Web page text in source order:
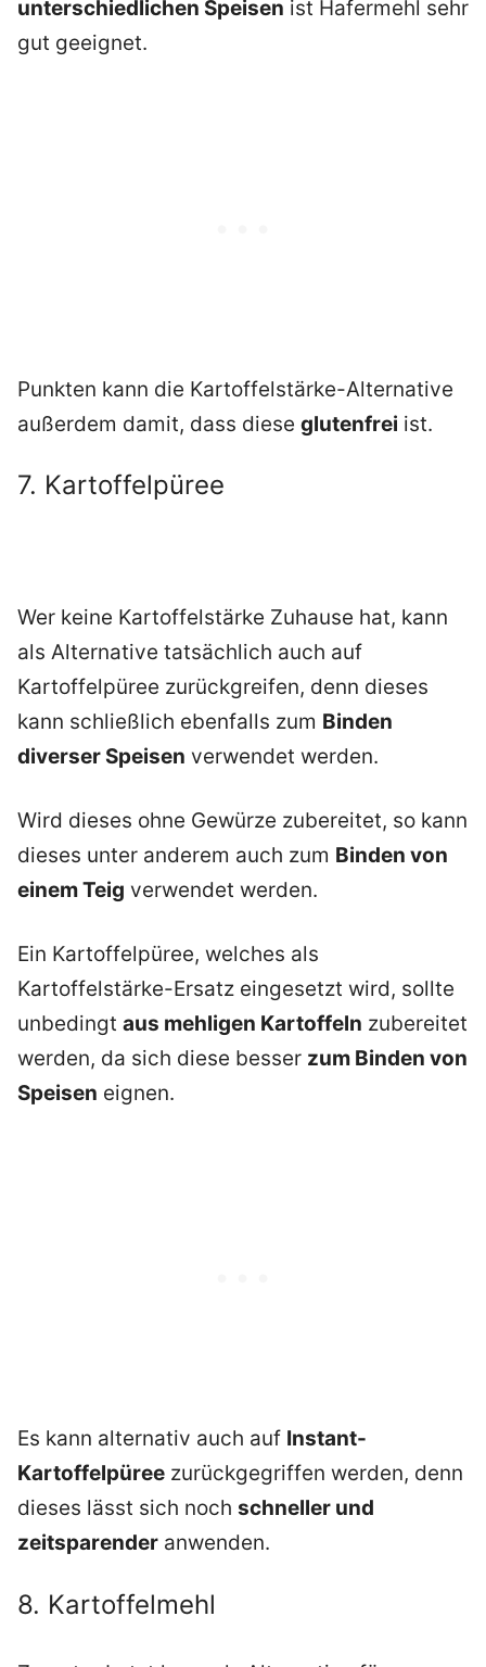
unterschiedlichen Speisen ist Hafermehl sehr
gut geeignet.
Punkten kann die Kartoffelstärke-Alternative
außerdem damit, dass diese glutenfrei ist.
7. Kartoffelpüree
Wer keine Kartoffelstärke Zuhause hat, kann
als Alternative tatsächlich auch auf
Kartoffelpüree zurückgreifen, denn dieses
kann schließlich ebenfalls zum Binden
diverser Speisen verwendet werden.
Wird dieses ohne Gewürze zubereitet, so kann
dieses unter anderem auch zum Binden von
einem Teig verwendet werden.
Ein Kartoffelpüree, welches als
Kartoffelstärke-Ersatz eingesetzt wird, sollte
unbedingt aus mehligen Kartoffeln zubereitet
werden, da sich diese besser zum Binden von
Speisen eignen.
Es kann alternativ auch auf Instant-
Kartoffelpüree zurückgegriffen werden, denn
dieses lässt sich noch schneller und
zeitsparender anwenden.
8. Kartoffelmehl